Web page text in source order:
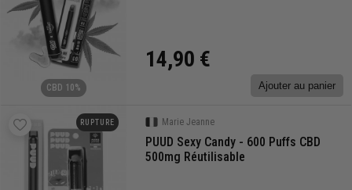
CBD 10%
14,90 €
Ajouter au panier
RUPTURE Marie Jeanne
PUUD Sexy Candy - 600 Puffs CBD
500mg Réutilisable